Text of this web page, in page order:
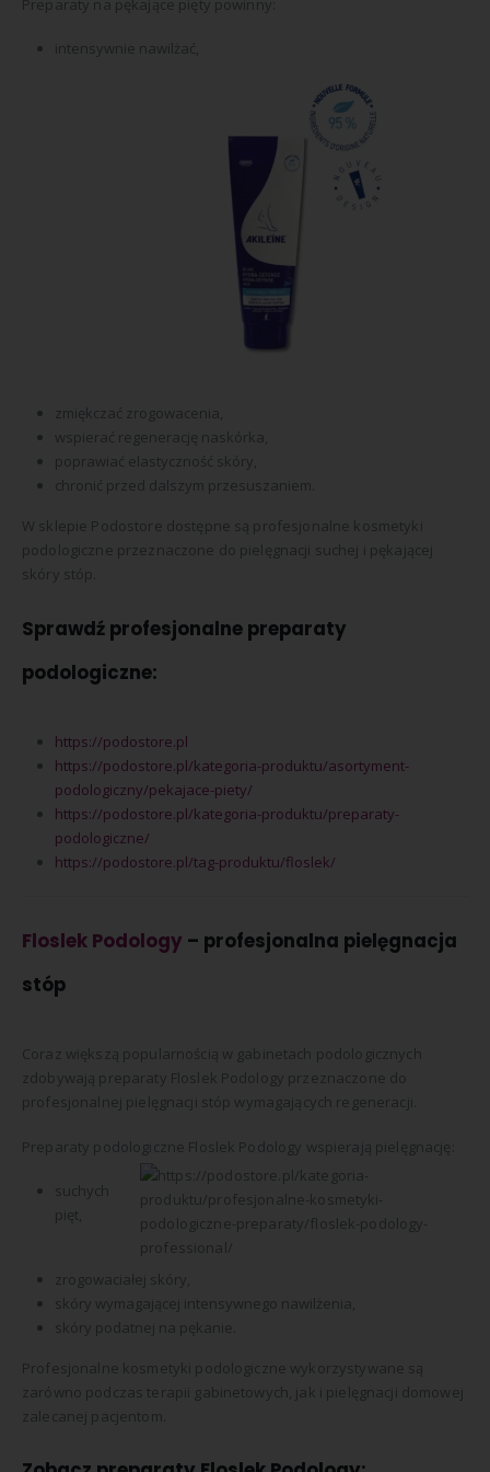
intensywnie nawilżać,
zmiękczać zrogowacenia,
wspierać regenerację naskórka,
poprawiać elastyczność skóry,
chronić przed dalszym przesuszaniem.
W sklepie Podostore dostępne są profesjonalne kosmetyki
podologiczne przeznaczone do pielęgnacji suchej i pękającej
skóry stóp.
Sprawdź profesjonalne preparaty
podologiczne:
https://podostore.pl
https://podostore.pl/kategoria-produktu/asortyment-
podologiczny/pekajace-piety/
https://podostore.pl/kategoria-produktu/preparaty-
podologiczne/
https://podostore.pl/tag-produktu/floslek/
Floslek Podology – profesjonalna pielęgnacja
stóp
Coraz większą popularnością w gabinetach podologicznych
zdobywają preparaty Floslek Podology przeznaczone do
profesjonalnej pielęgnacji stóp wymagających regeneracji.
Preparaty podologiczne Floslek Podology wspierają pielęgnację:
suchych
pięt,
zrogowaciałej skóry,
skóry wymagającej intensywnego nawilżenia,
skóry podatnej na pękanie.
Profesjonalne kosmetyki podologiczne wykorzystywane są
zarówno podczas terapii gabinetowych, jak i pielęgnacji domowej
zalecanej pacjentom.